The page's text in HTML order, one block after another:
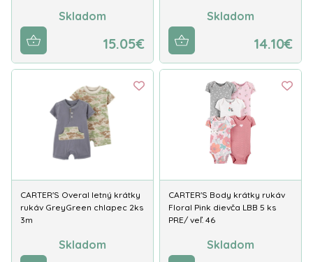
Skladom
15.05€
Skladom
14.10€
CARTER'S Overal letný krátky
rukáv GreyGreen chlapec 2ks
3m
Skladom
CARTER'S Body krátky rukáv
Floral Pink dievča LBB 5 ks
PRE/ veľ. 46
Skladom